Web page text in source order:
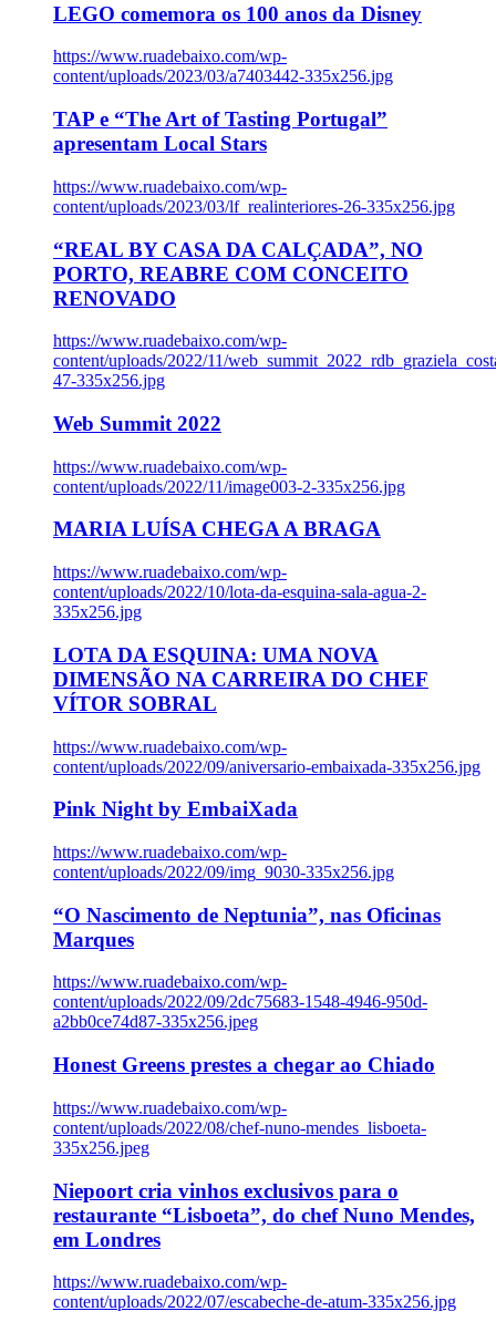
LEGO comemora os 100 anos da Disney
https://www.ruadebaixo.com/wp-
content/uploads/2023/03/a7403442-335x256.jpg
TAP e “The Art of Tasting Portugal”
apresentam Local Stars
https://www.ruadebaixo.com/wp-
content/uploads/2023/03/lf_realinteriores-26-335x256.jpg
“REAL BY CASA DA CALÇADA”, NO
PORTO, REABRE COM CONCEITO
RENOVADO
https://www.ruadebaixo.com/wp-
content/uploads/2022/11/
47-335x256.jpg
Web Summit 2022
https://www.ruadebaixo.com/wp-
content/uploads/2022/11/image003-2-335x256.jpg
MARIA LUÍSA CHEGA A BRAGA
https://www.ruadebaixo.com/wp-
content/uploads/2022/10/lota-da-esquina-sala-agua-2-
335x256.jpg
LOTA DA ESQUINA: UMA NOVA
DIMENSÃO NA CARREIRA DO CHEF
VÍTOR SOBRAL
https://www.ruadebaixo.com/wp-
content/uploads/2022/09/aniversario-embaixada-335x256.jpg
Pink Night by EmbaiXada
https://www.ruadebaixo.com/wp-
content/uploads/2022/09/img_9030-335x256.jpg
“O Nascimento de Neptunia”, nas Oficinas
Marques
https://www.ruadebaixo.com/wp-
content/uploads/2022/09/2dc75683-1548-4946-950d-
a2bb0ce74d87-335x256.jpeg
Honest Greens prestes a chegar ao Chiado
https://www.ruadebaixo.com/wp-
content/uploads/2022/08/chef-nuno-mendes_lisboeta-
335x256.jpeg
Niepoort cria vinhos exclusivos para o
restaurante “Lisboeta”, do chef Nuno Mendes,
em Londres
https://www.ruadebaixo.com/wp-
content/uploads/2022/07/escabeche-de-atum-335x256.jpg